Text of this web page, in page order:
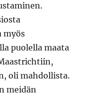
myös
puolella maata
oli mahdollista.
meidän